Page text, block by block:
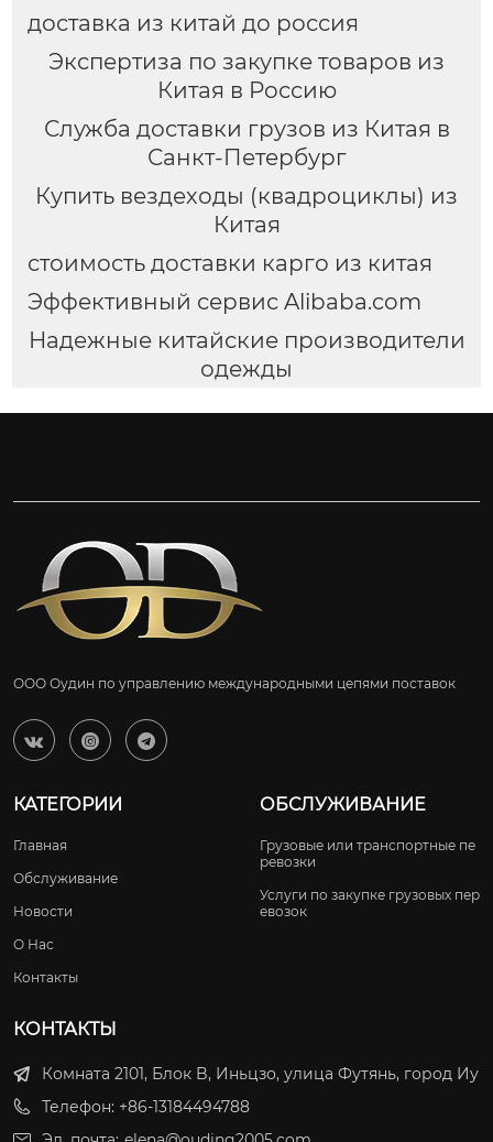
доставка из китай до россия
Экспертиза по закупке товаров из
Китая в Россию
Служба доставки грузов из Китая в
Санкт-Петербург
Купить вездеходы (квадроциклы) из
Китая
стоимость доставки карго из китая
Эффективный сервис Alibaba.com
Надежные китайские производители
одежды
ООО Оудин по управлению международными цепями поставок
  
КАТЕГОРИИ
Главная
Обслуживание
Новости
О Нас
Контакты
ОБСЛУЖИВАНИЕ
Грузовые или транспортные пе
ревозки
Услуги по закупке грузовых пер
евозок
КОНТАКТЫ
Комната 2101, Блок B, Иньцзо, улица Футянь, город Иу
Телефон: +86-13184494788